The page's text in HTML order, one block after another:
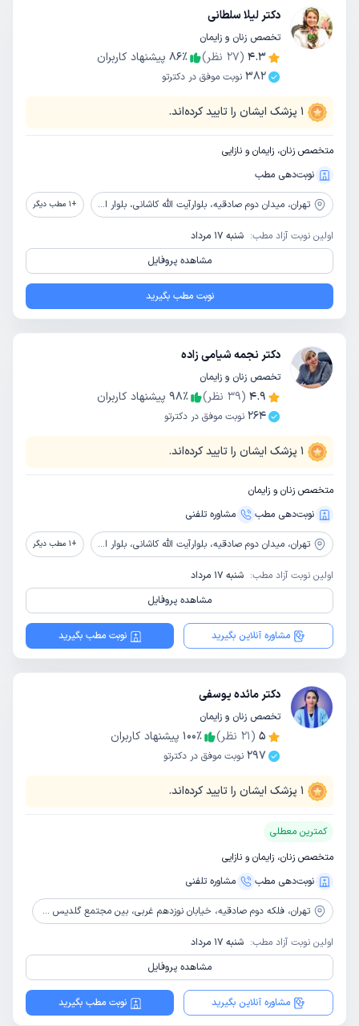
دکتر لیلا سلطانی
تخصص زنان و زایمان
4.3
(
27 نظر) 86٪
پیشنهاد کاربران
382 نوبت موفق در دکترتو
1 پزشک ایشان را تایید کرده‌اند.
متخصص زنان، زایمان و نازایی
نوبت‌دهی مطب
تهران، میدان دوم صادقیه، بلوارآیت الله کاشانی، بلوار اباذر، بیمارستان تخصصی و فوق تخصصی پیامبران +
1 مطب دیگر
اولین نوبت آزاد مطب: شنبه 17 مرداد
مشاهده پروفایل
نوبت مطب بگیرید
دکتر نجمه شیامی زاده
تخصص زنان و زایمان
4.9
(
39 نظر) 98٪
پیشنهاد کاربران
264 نوبت موفق در دکترتو
1 پزشک ایشان را تایید کرده‌اند.
متخصص زنان و زایمان
نوبت‌دهی مطب
مشاوره‌ تلفنی
تهران، میدان دوم صادقیه، بلوارآیت الله کاشانی، بلوار اباذر، بیمارستان تخصصی و فوق تخصصی پیامبران +
1 مطب دیگر
اولین نوبت آزاد مطب: شنبه 17 مرداد
مشاهده پروفایل
مشاوره آنلاین بگیرید نوبت مطب بگیرید
دکتر مائده یوسفی
تخصص زنان و زایمان
5
(
21 نظر) 100٪
پیشنهاد کاربران
297 نوبت موفق در دکترتو
1 پزشک ایشان را تایید کرده‌اند.
کمترین معطلی
متخصص زنان، زایمان و نازایی
نوبت‌دهی مطب
مشاوره‌ تلفنی
تهران، فلکه دوم صادقیه، خیابان نوزدهم غربی، بین مجتمع گلدیس و افق، پلاک 18، طبقه 1، واحد 2
اولین نوبت آزاد مطب: شنبه 17 مرداد
مشاهده پروفایل
مشاوره آنلاین بگیرید نوبت مطب بگیرید